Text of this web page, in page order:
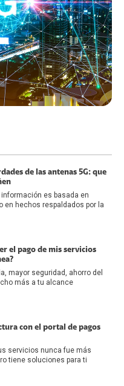
de las antenas 5G: que
es basada en
en hechos respaldados por la
el pago de mis servicios
mayor seguridad, ahorro del
más a tu alcance
con el portal de pagos
servicios nunca fue más
tiene soluciones para ti